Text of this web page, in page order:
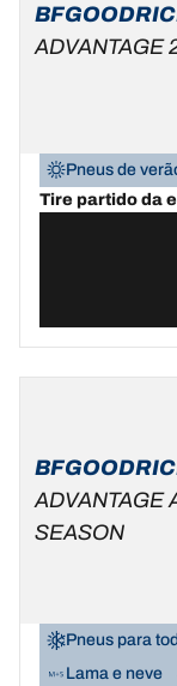
ADVANTAGE
Pneus de
Tire partido da
ADVANTAGE
SEASON
Pneus para
Lama e neve